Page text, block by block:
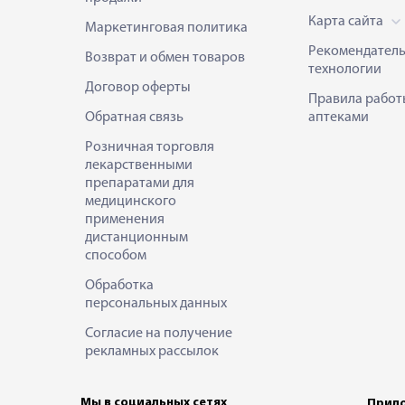
Маркетинговая политика
Возврат и обмен товаров
Договор оферты
Обратная связь
Розничная торговля
лекарственными
препаратами для
медицинского
применения
дистанционным
способом
Обработка
персональных данных
Согласие на получение
рекламных рассылок
Карта сайта
технологии
Правила
аптеками